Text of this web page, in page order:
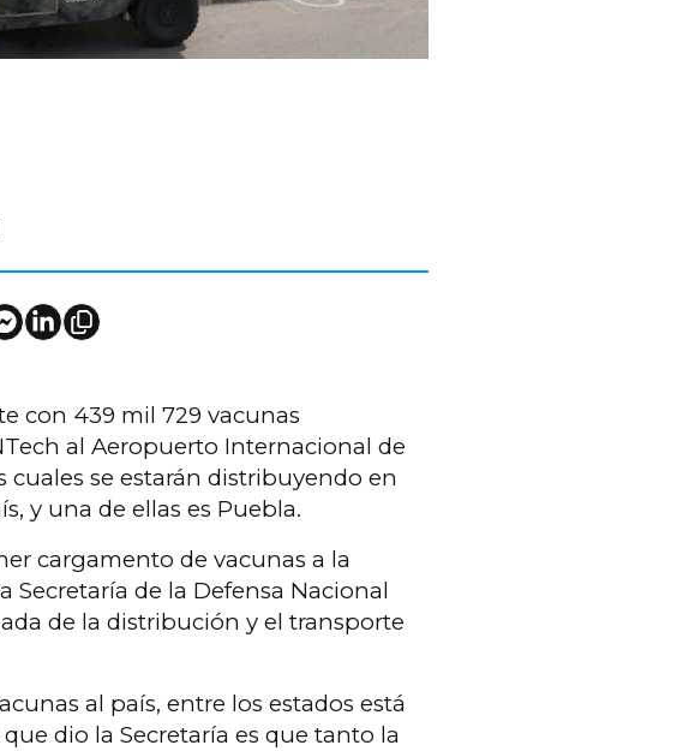
con 439 mil 729 vacunas
al Aeropuerto Internacional de
cuales se estarán distribuyendo en
y una de ellas es Puebla.
cargamento de vacunas a la
Secretaría de la Defensa Nacional
de la distribución y el transporte
al país, entre los estados está
dio la Secretaría es que tanto la